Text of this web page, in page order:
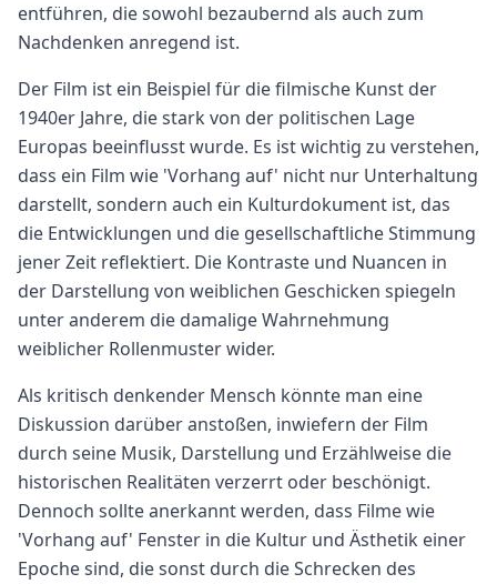
entführen, die sowohl bezaubernd als auch zum
Nachdenken anregend ist.
Der Film ist ein Beispiel für die filmische Kunst der
1940er Jahre, die stark von der politischen Lage
Europas beeinflusst wurde. Es ist wichtig zu verstehen,
dass ein Film wie 'Vorhang auf' nicht nur Unterhaltung
darstellt, sondern auch ein Kulturdokument ist, das
die Entwicklungen und die gesellschaftliche Stimmung
jener Zeit reflektiert. Die Kontraste und Nuancen in
der Darstellung von weiblichen Geschicken spiegeln
unter anderem die damalige Wahrnehmung
weiblicher Rollenmuster wider.
Als kritisch denkender Mensch könnte man eine
Diskussion darüber anstoßen, inwiefern der Film
durch seine Musik, Darstellung und Erzählweise die
historischen Realitäten verzerrt oder beschönigt.
Dennoch sollte anerkannt werden, dass Filme wie
'Vorhang auf' Fenster in die Kultur und Ästhetik einer
Epoche sind, die sonst durch die Schrecken des